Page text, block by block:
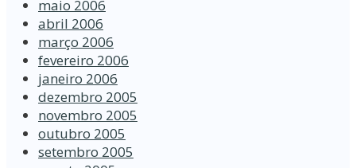
maio 2006
abril 2006
março 2006
fevereiro 2006
janeiro 2006
dezembro 2005
novembro 2005
outubro 2005
setembro 2005